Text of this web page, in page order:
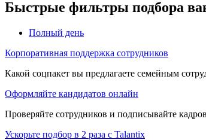
Быстрые фильтры подбора
Полный день
Корпоративная поддержка сотрудников
Какой соцпакет вы предлагаете семейным
Оформляйте кандидатов онлайн
Проверяйте сотрудников и подписывайте
Ускорьте подбор в 2 раза с Talantix